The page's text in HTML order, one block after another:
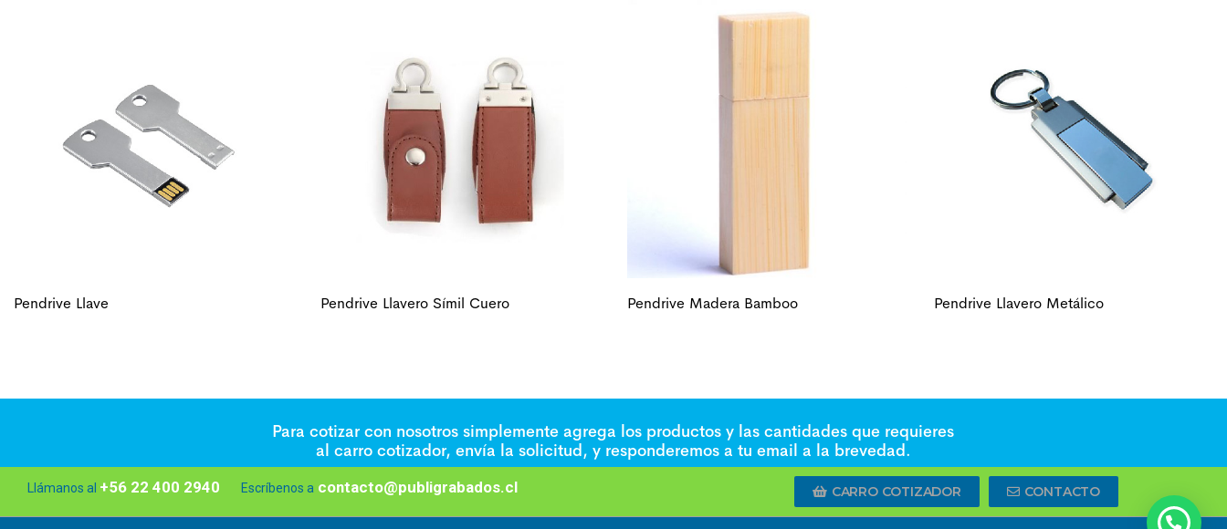
Pendrive Llave Pendrive Llavero Símil Cuero Pendrive Madera Bamboo Pendrive Llavero Metálico
Para cotizar con nosotros simplemente agrega los productos y las cantidades que requieres
al carro cotizador, envía la solicitud, y responderemos a tu email a la brevedad.
Llámanos al +56 22 400 2940 Escríbenos a contacto@publigrabados.cl CARRO COTIZADOR CONTACTO